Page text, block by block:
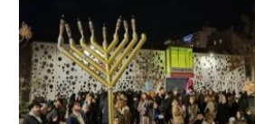
Décryptage. Série (4 / 10)